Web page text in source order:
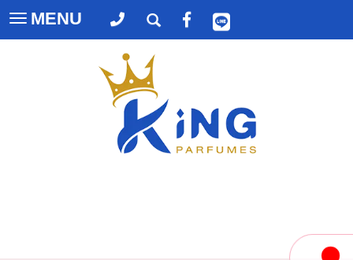
Toggle
navigation
MENU